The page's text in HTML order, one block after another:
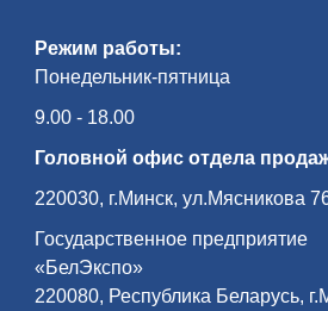
Режим работы:
Понедельник-пятница
9.00 - 18.00
Головной офис отдела
220030, г.Минск, ул.Мясникова
Государственное предприятие
«БелЭкспо»
220080, Республика Беларусь,